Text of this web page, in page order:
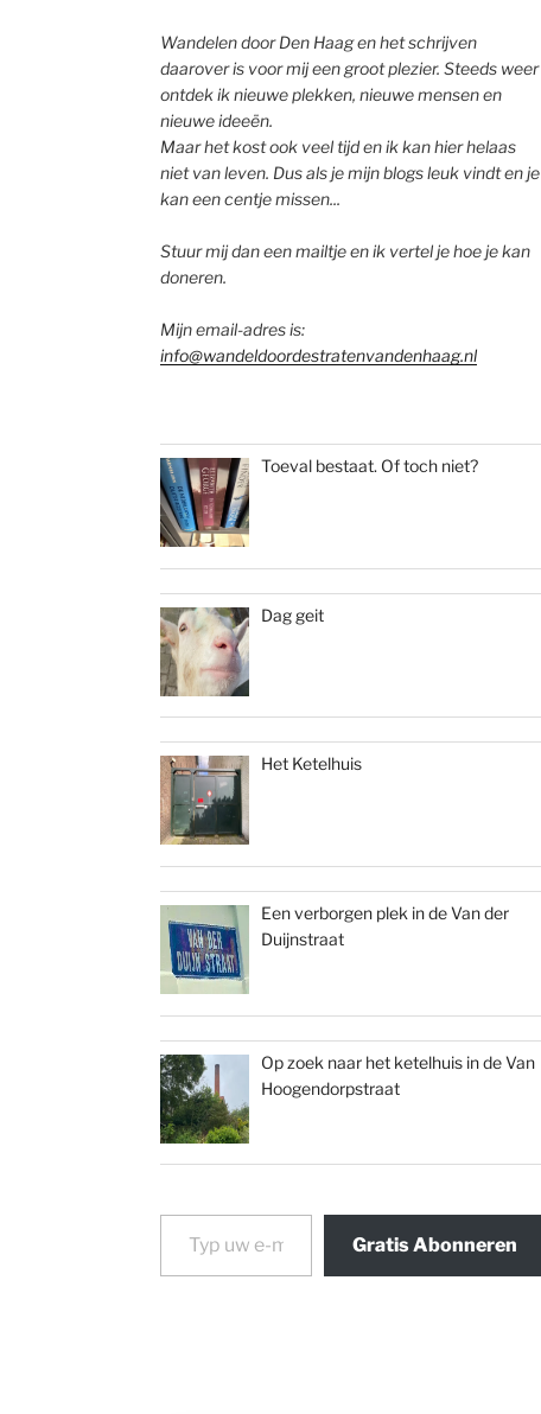
Wandelen door Den Haag en het schrijven
daarover is voor mij een groot plezier. Steeds weer
ontdek ik nieuwe plekken, nieuwe mensen en
nieuwe ideeën.
Maar het kost ook veel tijd en ik kan hier helaas
niet van leven. Dus als je mijn blogs leuk vindt en je
kan een centje missen...
Stuur mij dan een mailtje en ik vertel je hoe je kan
doneren.
Mijn email-adres is:
info@wandeldoordestratenvandenhaag.nl
Toeval bestaat. Of toch niet?
Dag geit
Het Ketelhuis
Een verborgen plek in de Van der
Duijnstraat
Op zoek naar het ketelhuis in de Van
Hoogendorpstraat
Typ uw e-mail...
Gratis Abonneren